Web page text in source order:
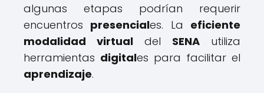
algunas etapas podrían requerir
encuentros presenciales. La eficiente
modalidad virtual del SENA utiliza
herramientas digitales para facilitar el
aprendizaje.